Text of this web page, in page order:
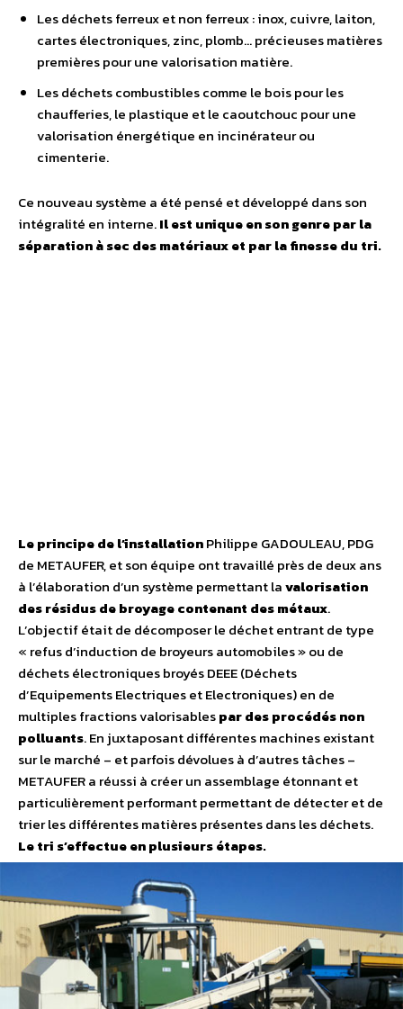
Les déchets ferreux et non ferreux : inox, cuivre, laiton,
cartes électroniques, zinc, plomb… précieuses matières
premières pour une valorisation matière.
Les déchets combustibles comme le bois pour les
chaufferies, le plastique et le caoutchouc pour une
valorisation énergétique en incinérateur ou
cimenterie.
Ce nouveau système a été pensé et développé dans son
intégralité en interne.Il est unique en son genre par la
séparation à sec des matériaux et par la finesse du tri.
Le principe de l’installationPhilippe GADOULEAU, PDG
de METAUFER, et son équipe ont travaillé près de deux ans
à l’élaboration d’un système permettant lavalorisation
des résidus de broyage contenant des métaux.
L’objectif était de décomposer le déchet entrant de type
« refus d’induction de broyeurs automobiles » ou de
déchets électroniques broyés DEEE (Déchets
d’Equipements Electriques et Electroniques) en de
multiples fractions valorisablespar des procédés non
polluants. En juxtaposant différentes machines existant
sur le marché – et parfois dévolues à d’autres tâches –
METAUFER a réussi à créer un assemblage étonnant et
particulièrement performant permettant de détecter et de
trier les différentes matières présentes dans les déchets.
Le tri s’effectue en plusieurs étapes.